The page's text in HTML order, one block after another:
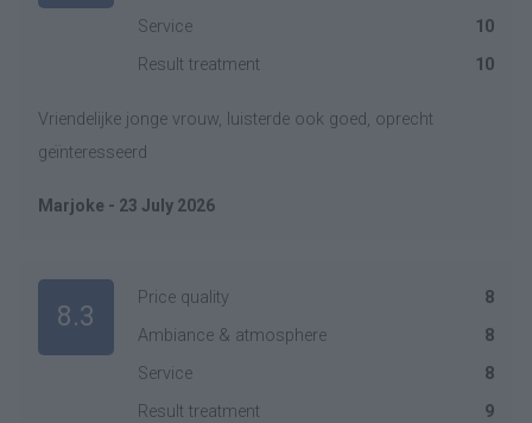
Service
10
Result treatment
10
Vriendelijke jonge vrouw, luisterde ook goed, oprecht
geïnteresseerd
Marjoke - 23 July 2026
8.3
Price quality
8
Ambiance & atmosphere
8
Service
8
Result treatment
9